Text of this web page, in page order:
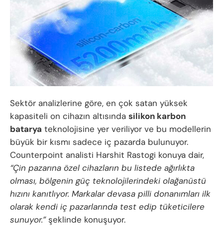
Sektör analizlerine göre, en çok satan yüksek
kapasiteli on cihazın altısında silikon karbon
batarya teknolojisine yer veriliyor ve bu modellerin
büyük bir kısmı sadece iç pazarda bulunuyor.
Counterpoint analisti Harshit Rastogi konuya dair,
“Çin pazarına özel cihazların bu listede ağırlıkta
olması, bölgenin güç teknolojilerindeki olağanüstü
hızını kanıtlıyor. Markalar devasa pilli donanımları ilk
olarak kendi iç pazarlarında test edip tüketicilere
sunuyor.”şeklinde konuşuyor.